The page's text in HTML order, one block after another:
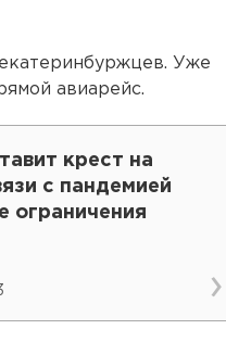
Уже
авиарейс.
крест на
с пандемией
ограничения